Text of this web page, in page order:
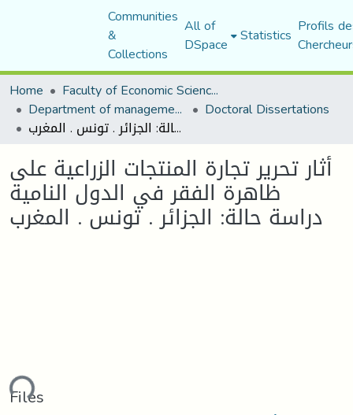
Communities
&
Collections
All of
DSpace Statistics Profils
Home
Faculty of Economic Sciences, Commerce and Management Sciences
Department of management sciences Doctoral Dissertations
أثار تحرير تجارة المنتجات الزراعية على ظاهرة الفقر في الدول النامية دراسة حالة: الجزائر . تونس . المغرب
أثار تحرير تجارة المنتجات الزراعية على
ظاهرة الفقر في الدول النامية
دراسة حالة: الجزائر . تونس . المغرب
Files